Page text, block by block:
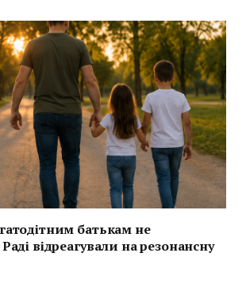
батькам не
відреагували на резонансну